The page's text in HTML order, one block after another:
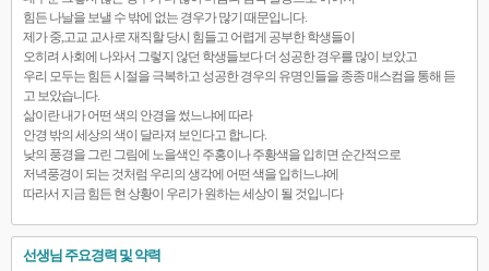
힘든 나날을 보낼 수 밖에 없는 경우가 많기 때문입니다.
제가 중,고교 교사로 재직할 당시 힘들고 어렵게 공부한 학생들이
오히려 사회에 나와서 그렇지 않던 학생들보다 더 성공한 경우를 많이 보았고
우리 모두는 힘든 시절을 극복하고 성공한 경우의 유명인들을 종종 매스컴을 통해 듣
고 보았습니다.
삶이란 내가 어떤 색의 안경을 썼느냐에 따라
안경 밖의 세상의 색이 달라져 보인다고 합니다.
낮의 풍경을 그린 그림에 노을색인 주홍이나 주황색을 입히면 순간적으로
저녁풍경이 되는 것처럼 우리의 생각에 어떤 색을 입히느냐에
따라서 지금 힘든 현 상황이 우리가 원하는 세상이 될 것입니다
선생님 주요경력 및 약력